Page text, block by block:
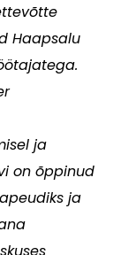
Haapsalu
ja
on õppinud
ja